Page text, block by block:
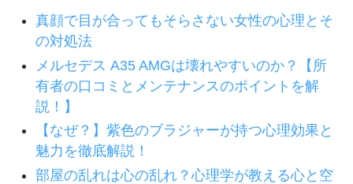
真顔で目が合ってもそらさない女性の心理とそ
の対処法
メルセデス A35 AMGは壊れやすいのか？【所
有者の口コミとメンテナンスのポイントを解
説！】
【なぜ？】紫色のブラジャーが持つ心理効果と
魅力を徹底解説！
部屋の乱れは心の乱れ？心理学が教える心と空